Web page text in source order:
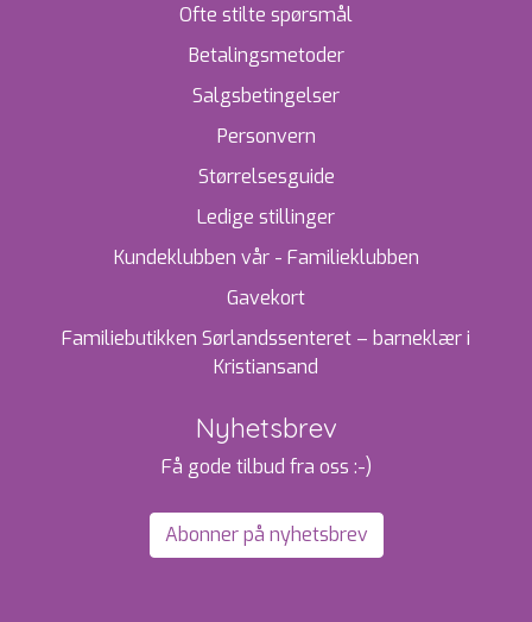
Ofte stilte spørsmål
Betalingsmetoder
Salgsbetingelser
Personvern
Størrelsesguide
Ledige stillinger
Kundeklubben vår - Familieklubben
Gavekort
Familiebutikken Sørlandssenteret – barneklær i
Kristiansand
Nyhetsbrev
Få gode tilbud fra oss :-)
Abonner på nyhetsbrev